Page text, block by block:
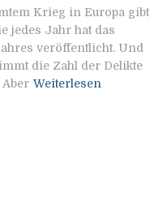
Krieg in Europa gibt
jedes Jahr hat das
veröffentlicht. Und
die Zahl der Delikte
Weiterlesen